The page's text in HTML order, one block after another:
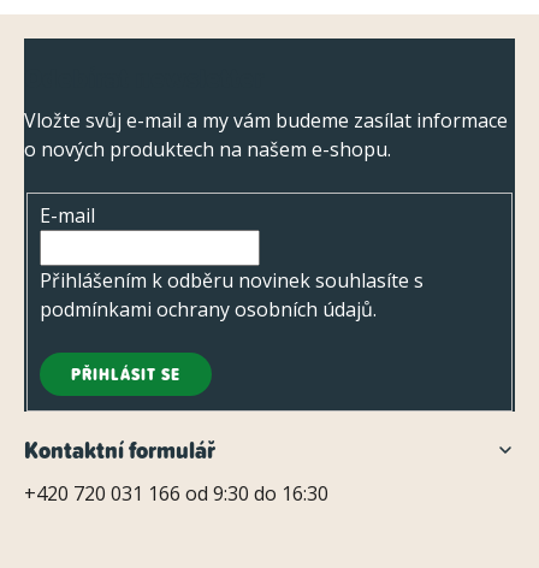
Vložte svůj e-mail a my vám budeme zasílat informace
o nových produktech na našem e-shopu.
E-mail
Přihlášením k odběru novinek souhlasíte s
podmínkami ochrany osobních údajů.
PŘIHLÁSIT SE
Kontaktní formulář
+420 720 031 166 od 9:30 do 16:30